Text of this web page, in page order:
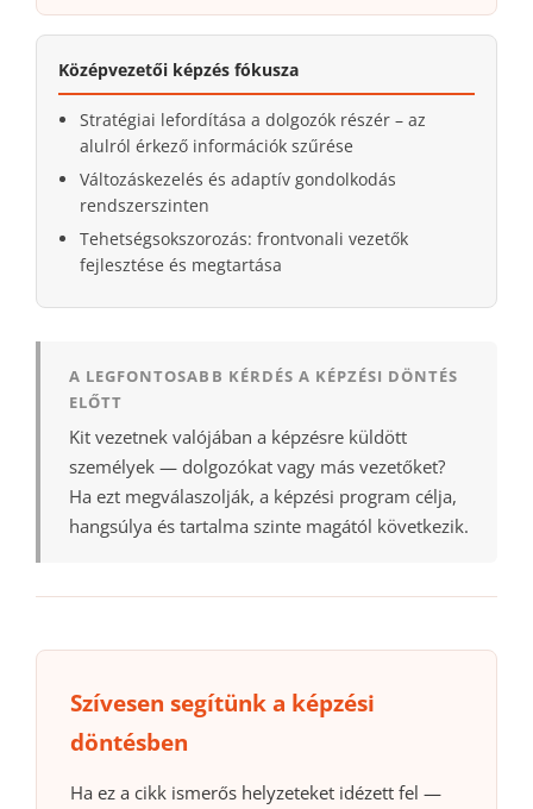
Középvezetői képzés fókusza
Stratégiai lefordítása a dolgozók részér – az
alulról érkező információk szűrése
Változáskezelés és adaptív gondolkodás
rendszerszinten
Tehetségsokszorozás: frontvonali vezetők
fejlesztése és megtartása
A LEGFONTOSABB KÉRDÉS A KÉPZÉSI DÖNTÉS
ELŐTT
Kit vezetnek valójában a képzésre küldött
személyek — dolgozókat vagy más vezetőket?
Ha ezt megválaszolják, a képzési program célja,
hangsúlya és tartalma szinte magától következik.
Szívesen segítünk a képzési
döntésben
Ha ez a cikk ismerős helyzeteket idézett fel —